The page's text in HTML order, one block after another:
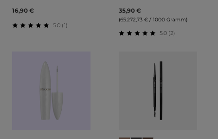
16,90 €
5.0 (1)
35,90 €
(65.272,73 € / 1000 Gramm)
5.0 (2)